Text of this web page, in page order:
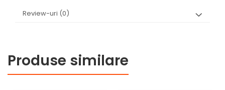
Review-uri (0)
Produse similare